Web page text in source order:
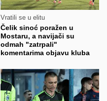
Vratili se u elitu
Čelik sinoć poražen u
Mostaru, a navijači su
odmah "zatrpali"
komentarima objavu kluba